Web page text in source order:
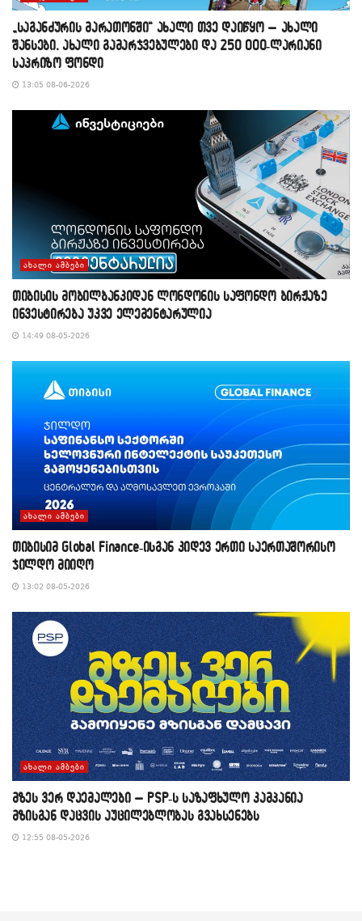
„საგანძურის მარათონში“ ახალი თვე დაიწყო – ახალი
შანსები, ახალი გამარჯვებულები და 250 000-ლარიანი
საპრიზო ფონდი
13:05 08-06-2026
ᲐᲮᲐᲚᲘ ᲐᲛᲑᲔᲑᲘ
თიბისის მობილბანკიდან ლონდონის საფონდო ბირჟაზე
ინვესტირება უკვე ელემენტარულია
14:49 08-05-2026
ᲐᲮᲐᲚᲘ ᲐᲛᲑᲔᲑᲘ
თიბისიმ Global Finance-ისგან კიდევ ერთი საერთაშორისო
ჯილდო მიიღო
13:02 08-05-2026
ᲐᲮᲐᲚᲘ ᲐᲛᲑᲔᲑᲘ
მზეს ვერ დაემალები – PSP-ს საზაფხულო კამპანია
მზისგან დაცვის აუცილებლობას გვახსენებს
12:55 08-05-2026